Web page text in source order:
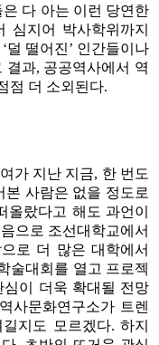
다 아는 이런 당연한
심지어 박사학위까지
덜 떨어진’ 인간들이나
과, 공공역사에서 역
점 더 소외된다.
가 지난 지금, 한 번도
사람은 없을 정도로
올랐다고 해도 과언이
으로 조선대학교에서
로 더 많은 대학에서
술대회를 열고 프로젝
심이 더욱 확대될 전망
사문화연구소가 트렌
지도 모르겠다. 하지